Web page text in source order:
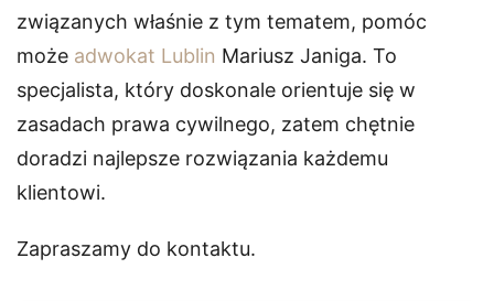
związanych właśnie z tym tematem, pomóc
może adwokat Lublin Mariusz Janiga. To
specjalista, który doskonale orientuje się w
zasadach prawa cywilnego, zatem chętnie
doradzi najlepsze rozwiązania każdemu
klientowi.
Zapraszamy do kontaktu.